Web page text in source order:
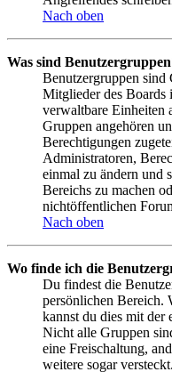
Nach oben
Was sind
Benutzergruppen
Mitglieder des
verwaltbare Einheiten
Gruppen angehören
Berechtigungen
Administratoren,
einmal zu ändern und
Bereichs zu machen
nichtöffentlichen
Nach oben
Wo finde ich die
Du findest die
persönlichen Bereich.
kannst du dies mit der
Nicht alle Gruppen
eine Freischaltung,
weitere sogar